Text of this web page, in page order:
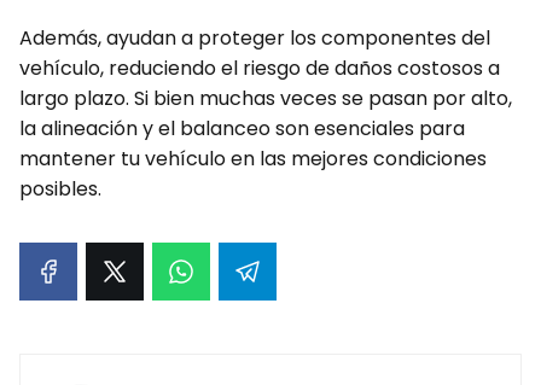
Además, ayudan a proteger los componentes del
vehículo, reduciendo el riesgo de daños costosos a
largo plazo. Si bien muchas veces se pasan por alto,
la alineación y el balanceo son esenciales para
mantener tu vehículo en las mejores condiciones
posibles.